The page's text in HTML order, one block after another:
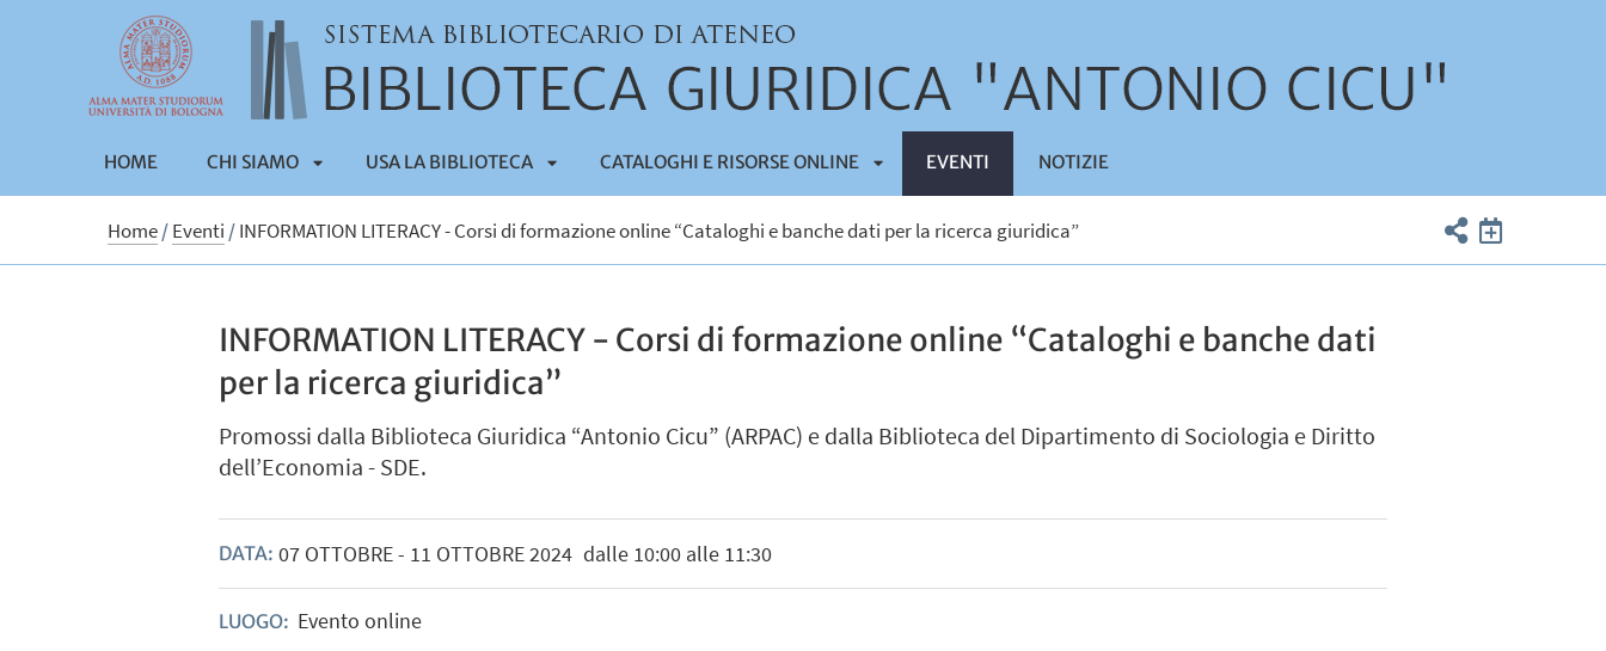
HOME CHI SIAMO
APRI
USA LA BIBLIOTECA
APRI
CATALOGHI E RISORSE ONLINE
APRI
EVENTI NOTIZIE
Home/Eventi /INFORMATION LITERACY - Corsi di formazione online “Cataloghi e banche dati per la ricerca giuridica”
INFORMATION LITERACY - Corsi di formazione online “Cataloghi e banche dati
per la ricerca giuridica”
Promossi dalla Biblioteca Giuridica “Antonio Cicu” (ARPAC) e dalla Biblioteca del Dipartimento di Sociologia e Diritto
dell’Economia - SDE.
DATA: 07OTTOBRE- 11 OTTOBRE2024 dalle 10:00 alle 11:30
LUOGO: Evento online